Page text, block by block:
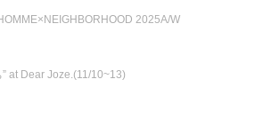
2025A/W
at Dear Joze.(11/10~13)